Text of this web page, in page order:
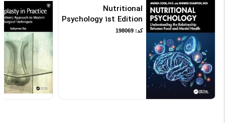
Nutritional
Psychology 1st Edition
کد: 198069